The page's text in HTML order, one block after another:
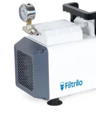
COMPRAR